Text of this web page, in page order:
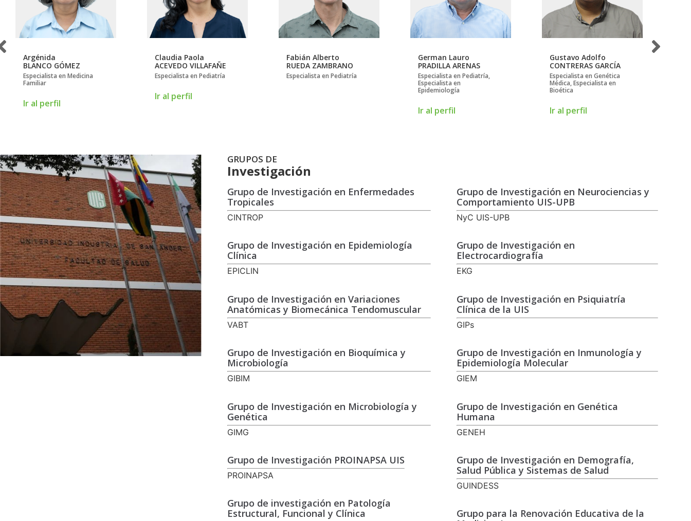
Argénida
BLANCO GÓMEZ
Especialista en Medicina
Familiar
Ir al perfil
Claudia Paola
ACEVEDO VILLAFAÑE
Especialista en Pediatría
Ir al perfil
Fabián Alberto
RUEDA ZAMBRANO
Especialista en Pediatría
German Lauro
PRADILLA ARENAS
Especialista en Pediatría,
Especialista en
Epidemiología
Ir al perfil
Gustavo Adolfo
CONTRERAS GARCÍA
Especialista en Genética
Médica, Especialista en
Bioética
Ir al perfil
GRUPOS DE
Investigación
Grupo de Investigación en Enfermedades
Tropicales
CINTROP
Grupo de Investigación en Epidemiología
Clínica
EPICLIN
Grupo de Investigación en Variaciones
Anatómicas y Biomecánica Tendomuscular
VABT
Grupo de Investigación en Bioquímica y
Microbiología
GIBIM
Grupo de Investigación en Microbiología y
Genética
GIMG
Grupo de Investigación PROINAPSA UIS
PROINAPSA
Grupo de investigación en Patología
Estructural, Funcional y Clínica
Grupo de Investigación en Neurociencias y
Comportamiento UIS-UPB
NyC UIS-UPB
Grupo de Investigación en
Electrocardiografía
EKG
Grupo de Investigación en Psiquiatría
Clínica de la UIS
GIPs
Grupo de Investigación en Inmunología y
Epidemiología Molecular
GIEM
Grupo de Investigación en Genética
Humana
GENEH
Grupo de Investigación en Demografía,
Salud Pública y Sistemas de Salud
GUINDESS
Grupo para la Renovación Educativa de la